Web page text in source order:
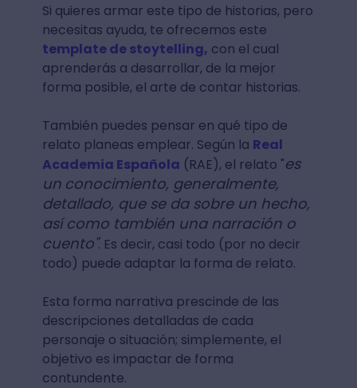
Si quieres armar este tipo de historias, pero
necesitas ayuda, te ofrecemos este
template de stoytelling, con el cual
aprenderás a desarrollar, de la mejor
forma posible, el arte de contar historias.
También puedes pensar en qué tipo de
relato planeas emplear. Según la Real
Academia Española (RAE), el relato "es
un conocimiento, generalmente,
detallado, que se da sobre un hecho,
así como también una narración o
cuento". Es decir, casi todo (por no decir
todo) puede adaptar la forma de relato.
Esta forma narrativa prescinde de las
descripciones detalladas de cada
personaje o situación; simplemente, el
objetivo es impactar de forma
contundente.